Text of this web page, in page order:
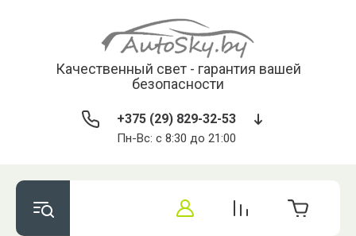
Качественный свет - гарантия вашей
безопасности
+375 (29) 829-32-53
Пн-Вс: с 8:30 до 21:00